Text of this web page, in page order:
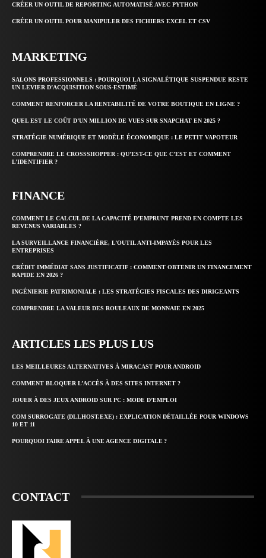
CRÉER UN OUTIL DE REPORTING AUTOMATISÉ AVEC PYTHON
CRÉER UN OUTIL POUR MANIPULER DES FICHIERS EXCEL ET CSV
MARKETING
SALONS PROFESSIONNELS : POURQUOI LA SIGNALÉTIQUE SUSPENDUE RESTE
UN LEVIER D’ACQUISITION SOUS-ESTIMÉ
COMMENT RENFORCER LA RENTABILITÉ DE VOTRE BOUTIQUE EN LIGNE ?
QUEL EST LE COÛT D’UN MILLION DE VUES SUR SNAPCHAT EN 2025 ?
STRATÉGIE NUMÉRIQUE ET MODÈLE ÉCONOMIQUE : LE PETIT VAPOTEUR
COMPRENDRE LE CROSSSHOPPER : QU’EST-CE QUE C’EST ET COMMENT
L’IDENTIFIER ?
FINANCE
COMMENT LE CALCUL DE LA CAPACITÉ D’EMPRUNT PREND EN COMPTE LES
REVENUS VARIABLES ?
LA SURVEILLANCE FINANCIÈRE, L’OUTIL ANTI-IMPAYÉS POUR LES
ENTREPRISES
CRÉDIT IMMÉDIAT SANS JUSTIFICATIF : COMMENT OBTENIR UN FINANCEMENT
RAPIDE EN 2026 ?
INGÉNIERIE PATRIMONIALE : LES STRATÉGIES FISCALES DES DIRIGEANTS
COMPRENDRE LA VALEUR DES ROULEAUX DE MONNAIE EN 2025
ARTICLES LES PLUS LUS
LES MEILLEURES ALTERNATIVES À MIRACAST POUR ANDROID
COMMENT BLOQUER L’ACCÈS À DES SITES INTERNET ?
JOUER À DES JEUX ANDROID SUR PC : MODE D’EMPLOI
COM SURROGATE (DLLHOST.EXE) : EXPLICATION DÉTAILLÉE POUR WINDOWS
10 ET 11
POURQUOI FAIRE APPEL À UNE AGENCE DIGITALE ?
CONTACT